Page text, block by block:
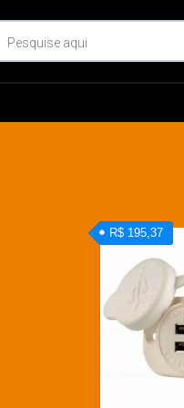
R$ 195,37